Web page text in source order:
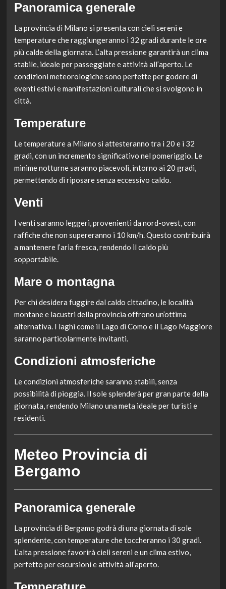
Panoramica generale
La provincia di Milano si presenta con cieli sereni e
temperature che raggiungeranno i 32 gradi durante le ore
più calde della giornata. L’alta pressione garantirà un clima
stabile, ideale per passeggiate e attività all’aperto. Le
condizioni meteorologiche sono perfette per godere di
eventi estivi e manifestazioni culturali che si svolgono in
città.
Temperature
Le temperature a Milano si attesteranno tra i 20 e i 32
gradi, con un incremento significativo nel pomeriggio. Le
minime notturne saranno piacevoli, intorno ai 20 gradi,
permettendo di riposare senza eccessivo caldo.
Venti
I venti saranno leggeri, provenienti da nord-ovest, con
raffiche che non supereranno i 10 km/h. Questo contribuirà
a mantenere l’aria fresca, rendendo il caldo più
sopportabile.
Mare o montagna
Per chi desidera fuggire dal caldo cittadino, le località
montane e lacustri della provincia offrono un’ottima
alternativa. I laghi come il Lago di Como e il Lago Maggiore
saranno particolarmente invitanti.
Condizioni atmosferiche
Le condizioni atmosferiche saranno stabili, senza
possibilità di pioggia. Il sole splenderà per gran parte della
giornata, rendendo Milano una meta ideale per turisti e
residenti.
Meteo Provincia di
Bergamo
Panoramica generale
La provincia di Bergamo godrà di una giornata di sole
splendente, con temperature che toccheranno i 30 gradi.
L’alta pressione favorirà cieli sereni e un clima estivo,
perfetto per escursioni e attività all’aperto.